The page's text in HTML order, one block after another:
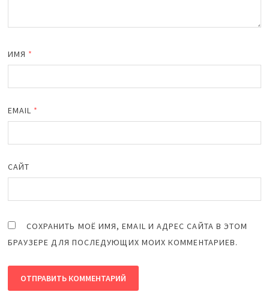
ИМЯ *
EMAIL *
САЙТ
СОХРАНИТЬ МОЁ ИМЯ, EMAIL И АДРЕС САЙТА В ЭТОМ
БРАУЗЕРЕ ДЛЯ ПОСЛЕДУЮЩИХ МОИХ КОММЕНТАРИЕВ.